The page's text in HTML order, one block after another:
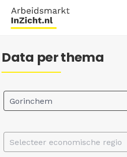
Data per thema
Gorinchem
Selecteer economische regio